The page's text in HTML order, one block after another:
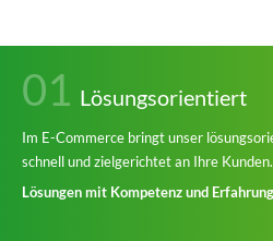
01 Lösungsorientiert
Im E-Commerce bringt unser
schnell und zielgerichtet an Ihre Kunden.
Lösungen mit Kompetenz und